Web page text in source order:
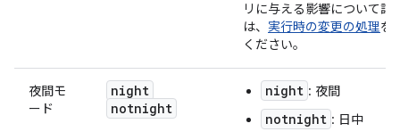
リに与える影響について詳
は、 実行時の変更の処理を
ください。
夜間モ
ード
night
notnight
night : 夜間
notnight : 日中